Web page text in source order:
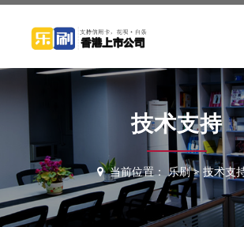
技术支持
当前位置： 乐刷> 技术支